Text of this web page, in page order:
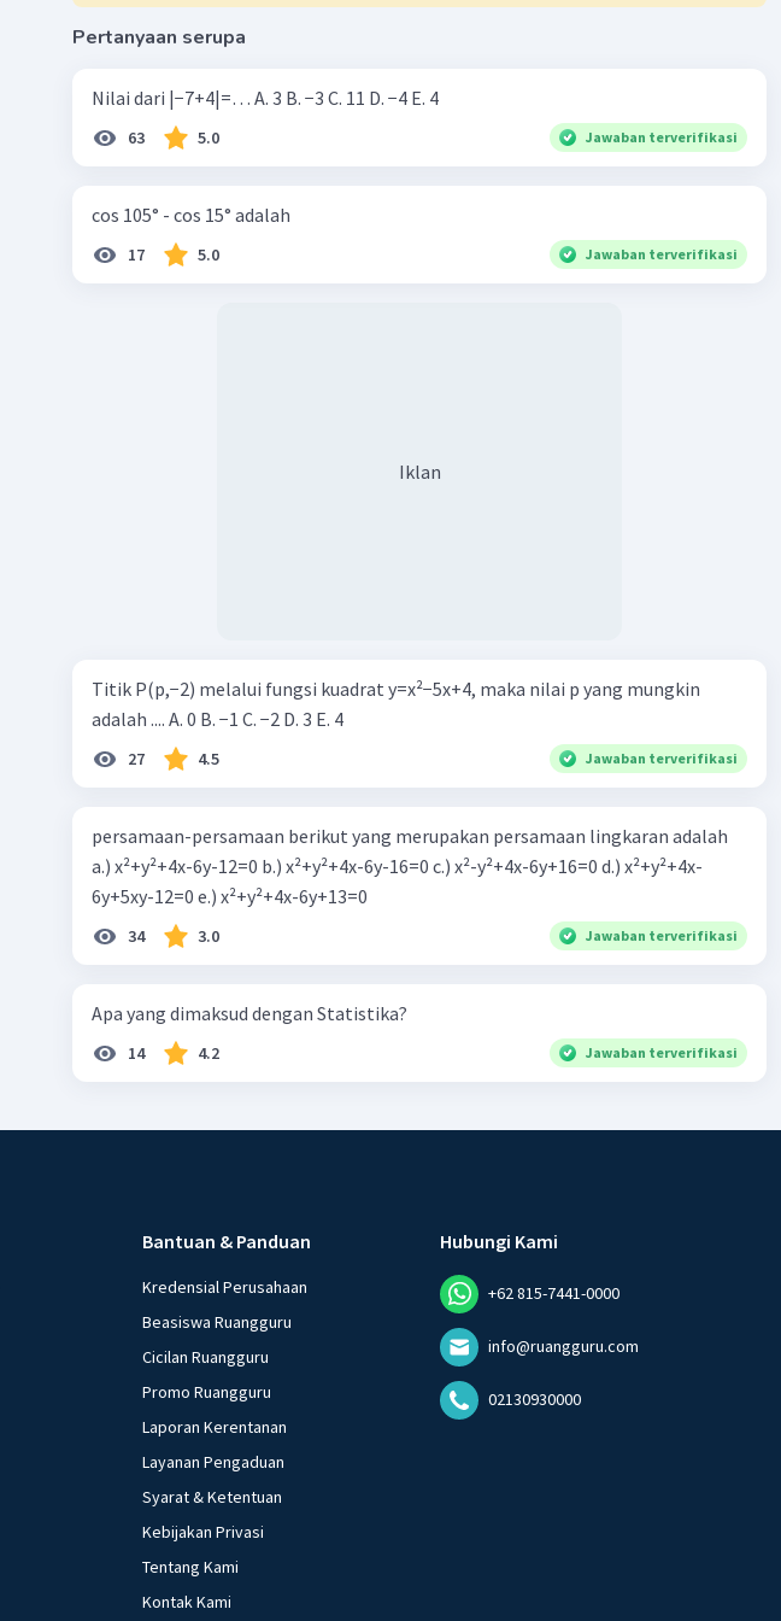
Yaas N Level 12
10 Oktober 2023 04:48
Nilai = 2-6,7-11,12-16,17-21,22-26 = 16,5 + (0,71)
F = 1,3,5,7,4 hasilnya 20
fk = 1,4,9,16,20
Pertanyaan serupa
Nilai dari |−7+4|=… A. 3 B. −3 C. 11 D. −4 E. 4
63 5.0 Jawaban terverifikasi
cos 105° - cos 15° adalah
17 5.0 Jawaban terverifikasi
Iklan
Titik P(p,−2) melalui fungsi kuadrat y=x²−5x+4, maka nilai p yang mungkin
adalah .... A. 0 B. −1 C. −2 D. 3 E. 4
27 4.5 Jawaban terverifikasi
persamaan-persamaan berikut yang merupakan persamaan lingkaran adalah
a.) x²+y²+4x-6y-12=0 b.) x²+y²+4x-6y-16=0 c.) x²-y²+4x-6y+16=0 d.) x²+y²+4x-
6y+5xy-12=0 e.) x²+y²+4x-6y+13=0
34 3.0 Jawaban terverifikasi
Apa yang dimaksud dengan Statistika?
14 4.2 Jawaban terverifikasi
Bantuan & Panduan
Kredensial Perusahaan
Beasiswa Ruangguru
Cicilan Ruangguru
Promo Ruangguru
Laporan Kerentanan
Layanan Pengaduan
Syarat & Ketentuan
Kebijakan Privasi
Tentang Kami
Kontak Kami
Hubungi Kami
+62 815-7441-0000
info@ruangguru.com
02130930000